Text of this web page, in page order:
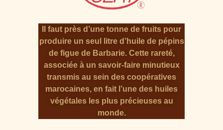
Il faut près d’une tonne de fruits pour
produire un seul litre d’huile de pépins
de figue de Barbarie. Cette rareté,
associée à un savoir-faire minutieux
transmis au sein des coopératives
marocaines, en fait l’une des huiles
végétales les plus précieuses au
monde.